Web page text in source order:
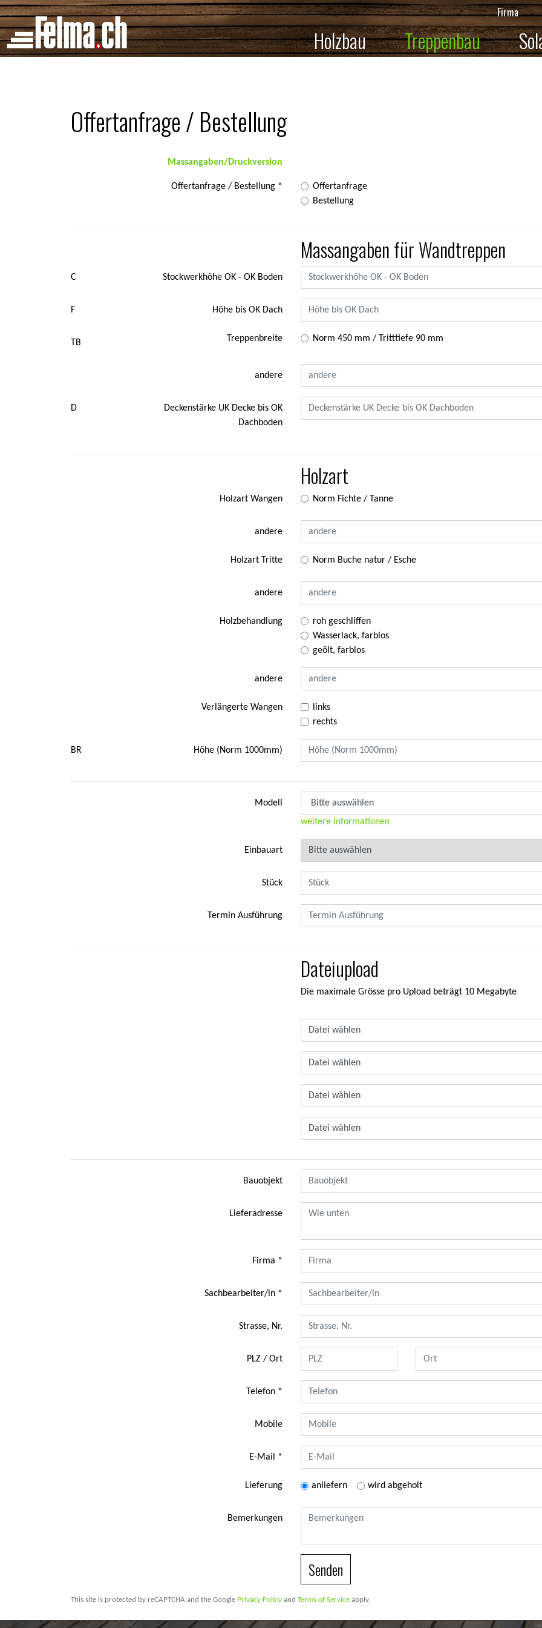
Firma
Holzbau Treppenbau
Offertanfrage / Bestellung
Massangaben/Druckversion
Offertanfrage / Bestellung
Offertanfrage
Bestellung
Massangaben für Wandtreppen
C Stockwerkhöhe OK - OK Boden
F Höhe bis OK Dach
TB Treppenbreite Norm 450 mm / Tritttiefe 90 mm
andere
D
Deckenstärke UK Decke bis OK
Dachboden
Holzart
Holzart Wangen Norm Fichte / Tanne
andere
Holzart Tritte Norm Buche natur / Esche
andere
Holzbehandlung
roh geschliffen
Wasserlack, farblos
geölt, farblos
andere
Verlängerte Wangen
links
rechts
BR Höhe (Norm 1000mm)
Modell
weitere Informationen
Einbauart
Stück
Termin Ausführung
Dateiupload
Die maximale Grösse pro Upload beträgt 10 Megabyte
Datei wählen
Datei wählen
Datei wählen
Datei wählen
Bauobjekt
Lieferadresse
Firma
Sachbearbeiter/in
Strasse, Nr.
PLZ / Ort
Telefon
Mobile
E-Mail
Lieferung anliefern wird abgeholt
Bemerkungen
Senden
This site is protected by reCAPTCHA and the Google Privacy Policy and Terms of Service apply.
Cookie-Einstellungen